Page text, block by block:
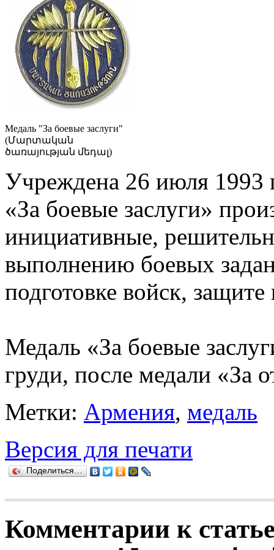
Медаль "За боевые заслуги"
(Մարտական
ծառայության մեդալ)
Учреждена 26 июля 1993
«За боевые заслуги»
инициативные,
выполнению боевых
подготовке войск,
Медаль «За боевые
груди, после медали «За
Метки: Армения, медаль
Версия для печати
Поделиться…
Комментарии к